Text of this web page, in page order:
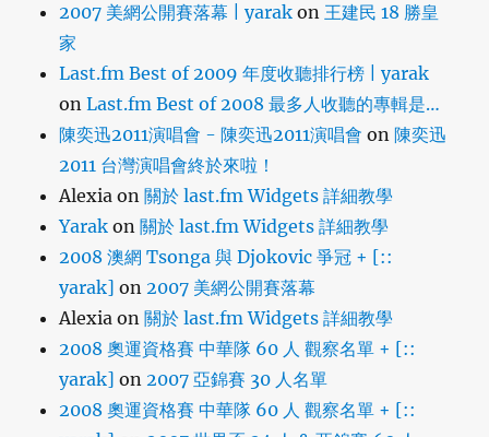
2007 美網公開賽落幕 | yarak on王建民 18 勝皇
家
Last.fm Best of 2009 年度收聽排行榜 | yarak
onLast.fm Best of 2008 最多人收聽的專輯是…
陳奕迅2011演唱會 - 陳奕迅2011演唱會 on 陳奕迅
2011 台灣演唱會終於來啦！
Alexia on關於 last.fm Widgets 詳細教學
Yarak on關於 last.fm Widgets 詳細教學
2008 澳網 Tsonga 與 Djokovic 爭冠 + [::
yarak] on2007 美網公開賽落幕
Alexia on關於 last.fm Widgets 詳細教學
2008 奧運資格賽 中華隊 60 人 觀察名單 + [::
yarak] on2007 亞錦賽 30 人名單
2008 奧運資格賽 中華隊 60 人 觀察名單 + [::